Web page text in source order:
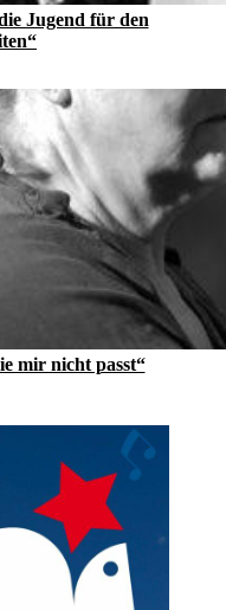
Jugend für den
mir nicht passt“